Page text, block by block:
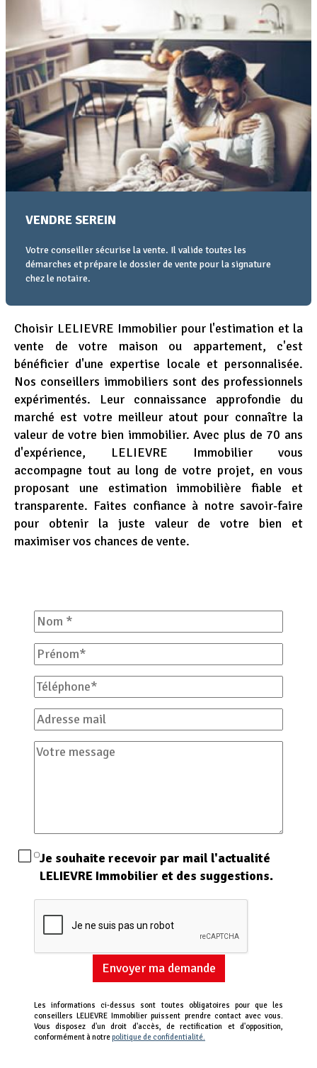
VENDRE SEREIN
Votre conseiller sécurise la vente. Il valide toutes les
démarches et prépare le dossier de vente pour la signature
chez le notaire.
Section
n°4
-
Contenu
Choisir LELIEVRE Immobilier pour l'estimation et la
vente de votre maison ou appartement, c'est
bénéficier d'une expertise locale et personnalisée.
Nos conseillers immobiliers sont des professionnels
expérimentés. Leur connaissance approfondie du
marché est votre meilleur atout pour connaître la
valeur de votre bien immobilier. Avec plus de 70 ans
d'expérience, LELIEVRE Immobilier vous
accompagne tout au long de votre projet, en vous
proposant une estimation immobilière fiable et
transparente. Faites confiance à notre savoir-faire
pour obtenir la juste valeur de votre bien et
maximiser vos chances de vente.
Nom
Prénom
Téléphone
Adresse
mail
Votre
Je souhaite recevoir par mail l'actualité
LELIEVRE Immobilier et des suggestions.
Envoyer ma demande
Les informations ci-dessus sont toutes obligatoires pour que les
conseillers LELIEVRE Immobilier puissent prendre contact avec vous.
Vous disposez d'un droit d'accès, de rectification et d'opposition,
conformément à notrepolitique de confidentialité.